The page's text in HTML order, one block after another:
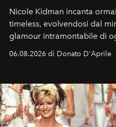
Nicole Kidman incanta
timeless, evolvendosi dal
glamour intramontabile di
Italia la sua style evolution.
06.08.2026 di Donato D'Aprile